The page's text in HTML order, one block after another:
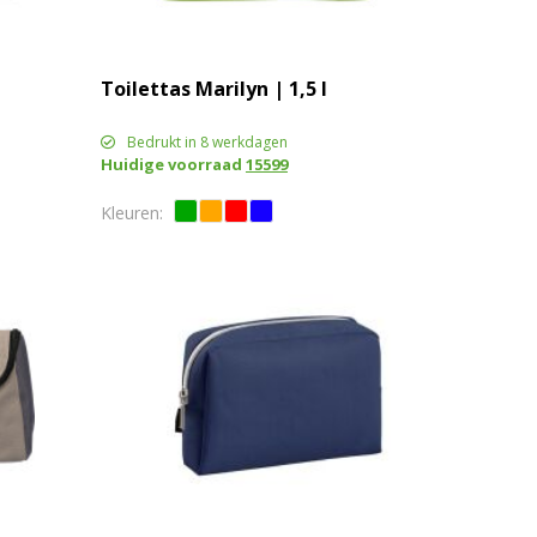
Toilettas Marilyn | 1,5 l
Bedrukt in 8 werkdagen
Huidige voorraad 15599